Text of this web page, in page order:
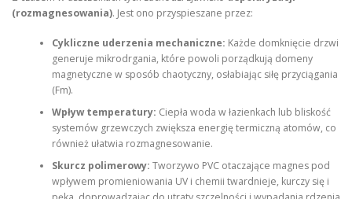
(rozmagnesowania). Jest ono przyspieszane przez:
Cykliczne uderzenia mechaniczne: Każde domknięcie drzwi
generuje mikrodrgania, które powoli porządkują domeny
magnetyczne w sposób chaotyczny, osłabiając siłę przyciągania
(Fm​).
Wpływ temperatury: Ciepła woda w łazienkach lub bliskość
systemów grzewczych zwiększa energię termiczną atomów, co
również ułatwia rozmagnesowanie.
Skurcz polimerowy: Tworzywo PVC otaczające magnes pod
wpływem promieniowania UV i chemii twardnieje, kurczy się i